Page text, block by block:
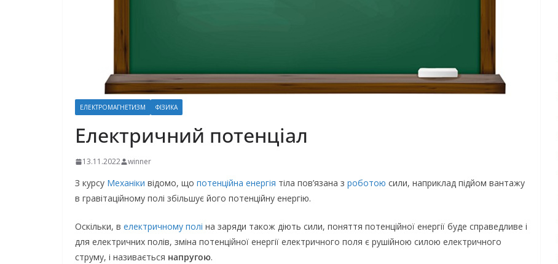
ЕЛЕКТРОМАГНЕТИЗМ ФІЗИКА
Електричний потенціал
13.11.2022 winner
З курсу Механіки відомо, що потенційна енергія тіла пов’язана з роботою сили, наприклад підйом вантажу
в гравітаційному полі збільшує його потенційну енергію.
Оскільки, в електричному полі на заряди також діють сили, поняття потенційної енергії буде справедливе і
для електричних полів, зміна потенційної енергії електричного поля є рушійною силою електричного
струму, і називається напругою.